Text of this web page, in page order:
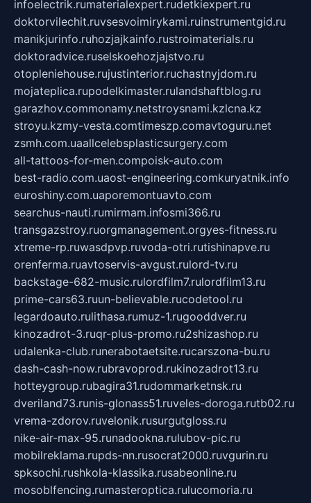
infoelectrik.rumaterialexpert.rudetkiexpert.ru
doktorvilechit.ruvsesvoimirykami.ruinstrumentgid.ru
manikjurinfo.ruhozjajkainfo.rustroimaterials.ru
doktoradvice.ruselskoehozjajstvo.ru
otopleniehouse.rujustinterior.ruchastnyjdom.ru
mojateplica.rupodelkimaster.rulandshaftblog.ru
garazhov.commonamy.netstroysnami.kzlcna.kz
stroyu.kzmy-vesta.comtimeszp.comavtoguru.net
zsmh.com.uaallcelebsplasticsurgery.com
all-tattoos-for-men.compoisk-auto.com
best-radio.com.uaost-engineering.comkuryatnik.info
euroshiny.com.uaporemontuavto.com
searchus-nauti.rumirmam.infosmi366.ru
transgazstroy.ruorgmanagement.orgyes-fitness.ru
xtreme-rp.ruwasdpvp.ruvoda-otri.rutishinapve.ru
orenferma.ruavtoservis-avgust.rulord-tv.ru
backstage-682-music.rulordfilm7.rulordfilm13.ru
prime-cars63.ruun-believable.rucodetool.ru
legardoauto.rulithasa.rumuz-1.rugooddver.ru
kinozadrot-3.ruqr-plus-promo.ru2shizashop.ru
udalenka-club.runerabotaetsite.rucarszona-bu.ru
dash-cash-now.rubravoprod.rukinozadrot13.ru
hotteygroup.rubagira31.rudommarketnsk.ru
dveriland73.runis-glonass51.ruveles-doroga.rutb02.ru
vrema-zdorov.ruvelonik.rusurgutgloss.ru
nike-air-max-95.runadookna.rulubov-pic.ru
mobilreklama.rupds-nn.rusocrat2000.ruvgurin.ru
spksochi.rushkola-klassika.rusabeonline.ru
mosoblfencing.rumasteroptica.rulucomoria.ru